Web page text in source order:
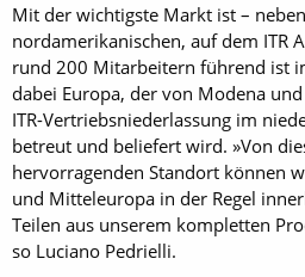
Mit der wichtigste Markt ist –
nordamerikanischen, auf dem ITR
rund 200 Mitarbeitern führend ist
dabei Europa, der von Modena
ITR-Vertriebsniederlassung im
betreut und beliefert wird. »Von
hervorragenden Standort können
und Mitteleuropa in der Regel
Teilen aus unserem kompletten
so Luciano Pedrielli.